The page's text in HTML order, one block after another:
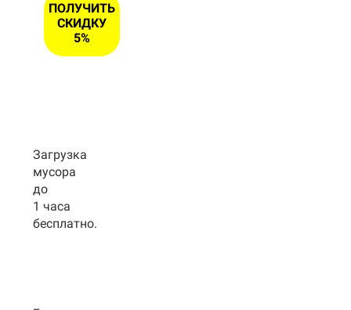
ПОЛУЧИТЬ
СКИДКУ
5%
Загрузка
мусора
до
1 часа
бесплатно.